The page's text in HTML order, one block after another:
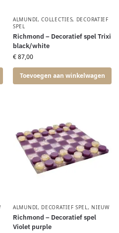
ALMUNDI,COLLECTIES, DECORATIEF
SPEL
Richmond – Decoratief spel Trixi
black/white
€87,00
Toevoegen aan winkelwagen
ALMUNDI, DECORATIEF SPEL, NIEUW
Richmond – Decoratief spel
Violet purple